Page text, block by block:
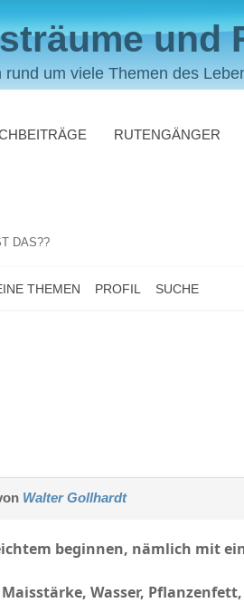
und
rund um viele Themen des
RUTENGÄNGER
DAS??
THEMEN PROFIL SUCHE
Walter Gollhardt
beginnen, nämlich mit
Wasser,